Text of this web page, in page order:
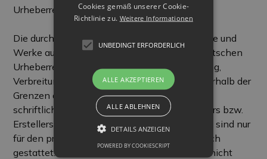
Urheberrecht
Die durch die Seitenbetreiber erstellten Inhalte und
Werke auf diesen Seiten unterliegen dem deutschen
Urheberrecht. Die Vervielfältigung, Bearbeitung,
Verbreitung und jede Art der Verwertung außerhalb der
Grenzen des Urheberrechtes bedürfen der
schriftlichen Zustimmung des jeweiligen Autors bzw.
Erstellers. Downloads und Kopien dieser Seite sind nur
für den privaten, nicht kommerziellen Gebrauch
gestattet. Soweit die Inhalte auf dieser Seite nicht
Cookies gemäß unserer Cookie-
Richtlinie zu. Weitere Informationen
UNBEDINGT ERFORDERLICH
ALLE AKZEPTIEREN
ALLE ABLEHNEN
DETAILS ANZEIGEN
POWERED BY COOKIESCRIPT